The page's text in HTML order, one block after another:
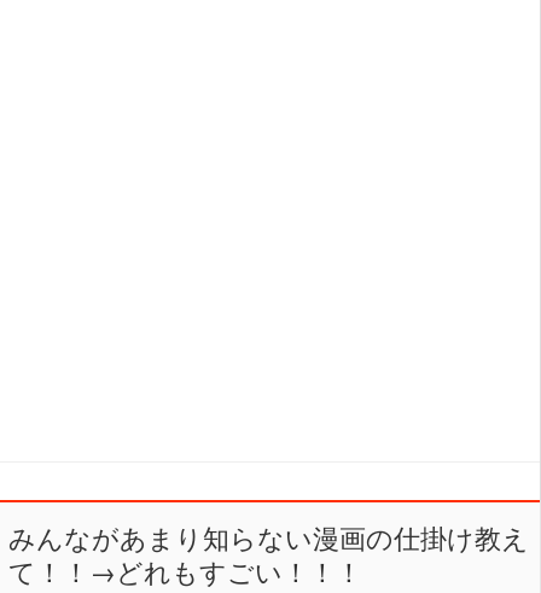
みんながあまり知らない漫画の仕掛け教え
て！！→どれもすごい！！！